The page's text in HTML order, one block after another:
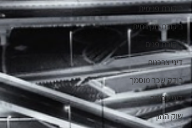
ביקורת פנימית
ביקורת חקירתית
ביקורת פנים
דיני צרכנות
בודק שכר מוסמך
דיני עבודה
שוק ההון